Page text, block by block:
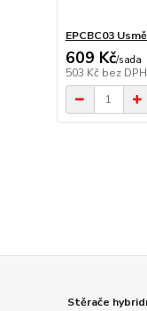
EPCBC03
609 Kč/sada
503 Kč bez DPH
Stěrače